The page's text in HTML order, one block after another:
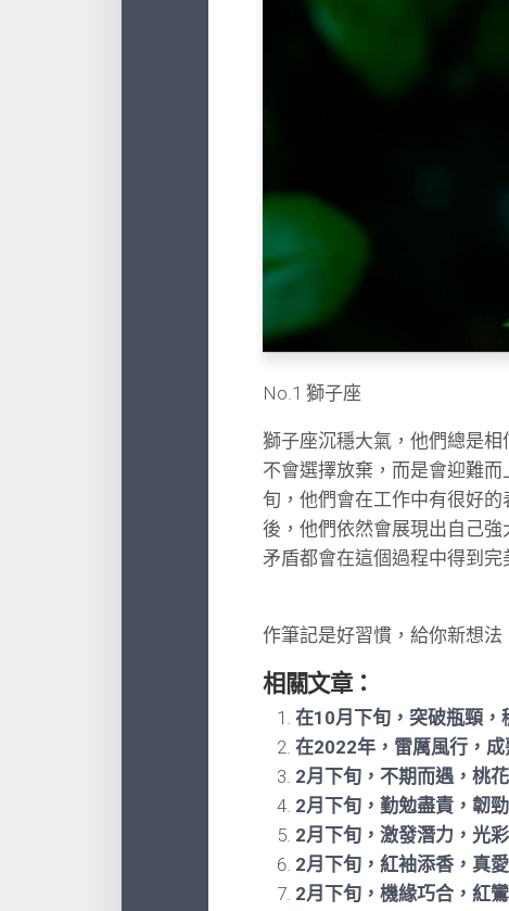
No.1 獅子座
獅子座沉穩大氣，他們總是
不會選擇放棄，而是會迎難
旬，他們會在工作中有很好
後，他們依然會展現出自己
矛盾都會在這個過程中得到
作筆記是好習慣，給你新想法
相關文章：
在10月下旬，​突破瓶頸
在2022年，雷厲風行，
2月下旬，不期而遇，桃
2月下旬，勤勉盡責，韌
2月下旬，激發潛力，光
2月下旬，紅袖添香，真
2月下旬，機緣巧合，紅